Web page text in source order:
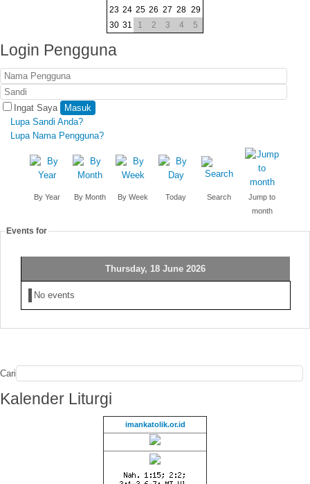
23 24 25 26 27 28 29
30 31 1 2 3 4 5
Login Pengguna
Ingat Saya
Masuk
Lupa Sandi Anda?
Lupa Nama Pengguna?
By Year By Month By Week Today Search
Jump to
month
Events for
Thursday, 18 June 2026
No events
Cari
Kalender Liturgi
imankatolik.or.id